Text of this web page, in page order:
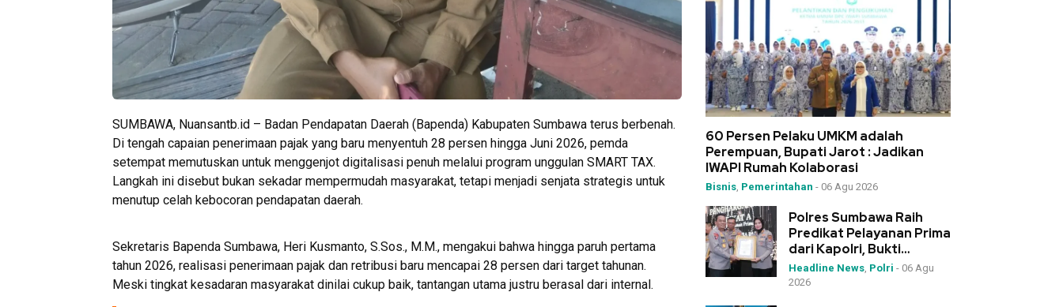
SUMBAWA, Nuansantb.id – Badan Pendapatan Daerah (Bapenda) Kabupaten Sumbawa terus berbenah.
Di tengah capaian penerimaan pajak yang baru menyentuh 28 persen hingga Juni 2026, pemda
setempat memutuskan untuk menggenjot digitalisasi penuh melalui program unggulan SMART TAX.
Langkah ini disebut bukan sekadar mempermudah masyarakat, tetapi menjadi senjata strategis untuk
menutup celah kebocoran pendapatan daerah.
Sekretaris Bapenda Sumbawa, Heri Kusmanto, S.Sos., M.M., mengakui bahwa hingga paruh pertama
tahun 2026, realisasi penerimaan pajak dan retribusi baru mencapai 28 persen dari target tahunan.
Meski tingkat kesadaran masyarakat dinilai cukup baik, tantangan utama justru berasal dari internal.
60 Persen Pelaku UMKM adalah
Perempuan, Bupati Jarot : Jadikan
IWAPI Rumah Kolaborasi
Bisnis, Pemerintahan - 06 Agu 2026
Polres Sumbawa Raih
Predikat Pelayanan Prima
dari Kapolri, Bukti
Dedikasi Tinggi di
Rakernis Polda NTB
Headline News, Polri - 06 Agu
2026